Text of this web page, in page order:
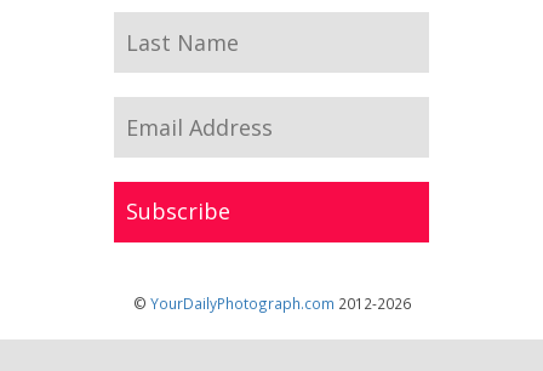
© YourDailyPhotograph.com 2012-2026